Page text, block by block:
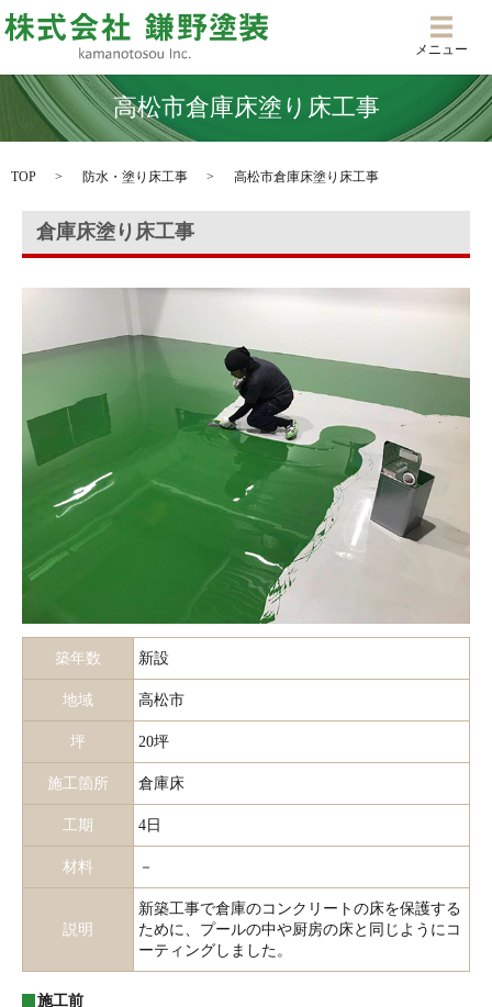
メニ
メニュー
高松市倉庫床塗り床工事
TOP 防水・塗り床工事 高松市倉庫床塗り床工事
倉庫床塗り床工事
築年数 新設
地域 高松市
坪 20坪
施工箇所 倉庫床
工期 4日
材料 －
説明
新築工事で倉庫のコンクリートの床を保護する
ために、プールの中や厨房の床と同じようにコ
ーティングしました。
施工前